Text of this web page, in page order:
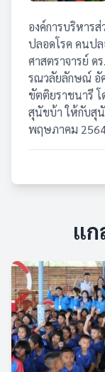
องค์การบริหาร
ปลอดโรค คนป
ศาสตราจารย์ ด
รณวลัยลักษณ์ อั
ขัตติยราชนารี
สุนัขบ้า ให้กับสุ
พฤษภาคม
แก